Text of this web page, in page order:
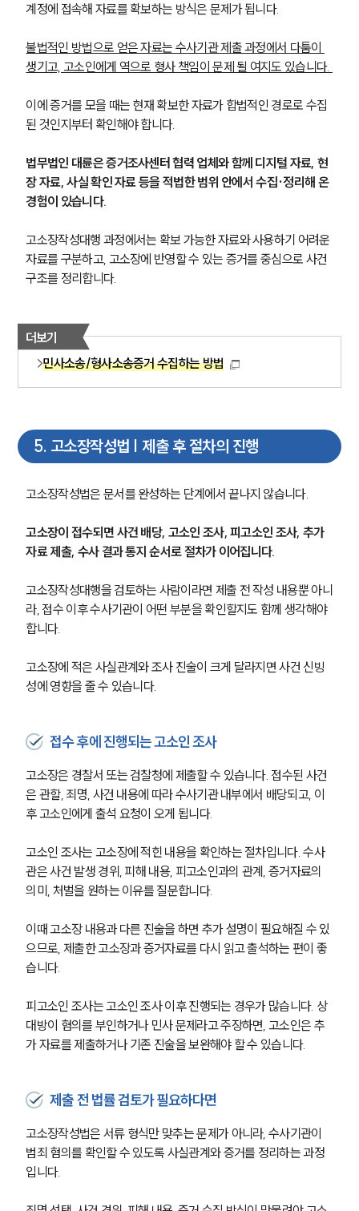
계정에 접속해 자료를 확보하는 방식은 문제가 됩니다.
불법적인 방법으로 얻은 자료는 수사기관 제출 과정에서 다툼이
생기고, 고소인에게 역으로 형사 책임이 문제 될 여지도 있습니다.
이에 증거를 모을 때는 현재 확보한 자료가 합법적인 경로로 수집
된 것인지부터 확인해야 합니다.
법무법인 대륜은 증거조사센터 협력 업체와 함께 디지털 자료, 현
장 자료, 사실 확인 자료 등을 적법한 범위 안에서 수집·정리해 온
경험이 있습니다.
고소장작성대행 과정에서는 확보 가능한 자료와 사용하기 어려운
자료를 구분하고, 고소장에 반영할 수 있는 증거를 중심으로 사건
구조를 정리합니다.
더보기
민사소송/형사소송증거 수집하는 방법
5. 고소장작성법 | 제출 후 절차의 진행
고소장작성법은 문서를 완성하는 단계에서 끝나지 않습니다.
고소장이 접수되면 사건 배당, 고소인 조사, 피고소인 조사, 추가
자료 제출, 수사 결과 통지 순서로 절차가 이어집니다.
고소장작성대행을 검토하는 사람이라면 제출 전 작성 내용뿐 아니
라, 접수 이후 수사기관이 어떤 부분을 확인할지도 함께 생각해야
합니다.
고소장에 적은 사실관계와 조사 진술이 크게 달라지면 사건 신빙
성에 영향을 줄 수 있습니다.
접수 후에 진행되는 고소인 조사
고소장은 경찰서 또는 검찰청에 제출할 수 있습니다. 접수된 사건
은 관할, 죄명, 사건 내용에 따라 수사기관 내부에서 배당되고, 이
후 고소인에게 출석 요청이 오게 됩니다.
고소인 조사는 고소장에 적힌 내용을 확인하는 절차입니다. 수사
관은 사건 발생 경위, 피해 내용, 피고소인과의 관계, 증거자료의
의미, 처벌을 원하는 이유를 질문합니다.
이때 고소장 내용과 다른 진술을 하면 추가 설명이 필요해질 수 있
으므로, 제출한 고소장과 증거자료를 다시 읽고 출석하는 편이 좋
습니다.
피고소인 조사는 고소인 조사 이후 진행되는 경우가 많습니다. 상
대방이 혐의를 부인하거나 민사 문제라고 주장하면, 고소인은 추
가 자료를 제출하거나 기존 진술을 보완해야 할 수 있습니다.
제출 전 법률 검토가 필요하다면
고소장작성법은 서류 형식만 맞추는 문제가 아니라, 수사기관이
범죄 혐의를 확인할 수 있도록 사실관계와 증거를 정리하는 과정
입니다.